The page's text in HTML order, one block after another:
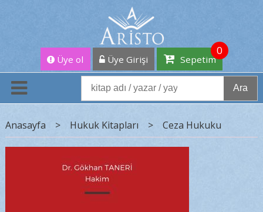
Üye ol Üye Girişi Sepetim
0
Ara
Anasayfa > Hukuk Kitapları > Ceza Hukuku